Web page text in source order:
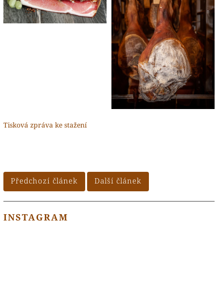
Tisková zpráva ke stažení
Předchozí článek Další článek
INSTAGRAM